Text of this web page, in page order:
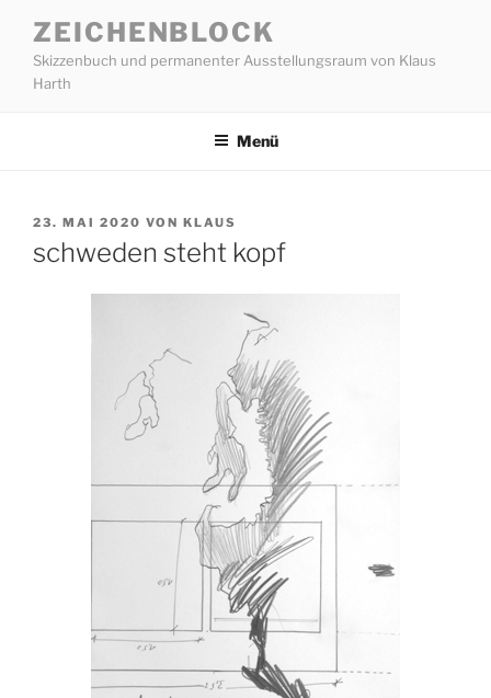
Inhalt
springen
ZEICHENBLOCK
Skizzenbuch und permanenter Ausstellungsraum von Klaus
Harth
Menü
VERÖFFENTLICHT
23. MAI 2020 VON KLAUS
schweden steht kopf